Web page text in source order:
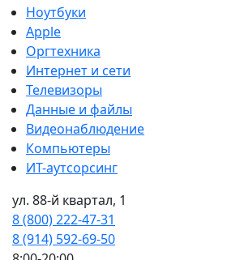
Ноутбуки
Apple
Оргтехника
Интернет и сети
Телевизоры
Данные и файлы
Видеонаблюдение
Компьютеры
ИТ-аутсорсинг
ул. 88-й квартал, 1
8 (800) 222-47-31
8 (914) 592-69-50